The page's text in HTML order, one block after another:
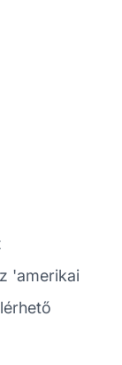
'amerikai